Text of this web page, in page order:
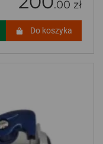
.00 zł
Do koszyka